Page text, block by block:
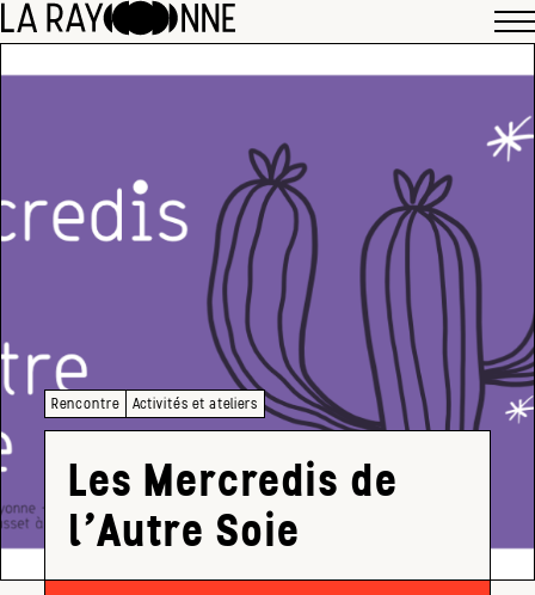
Rencontre Activités et ateliers
Les Mercredis de
l’Autre Soie